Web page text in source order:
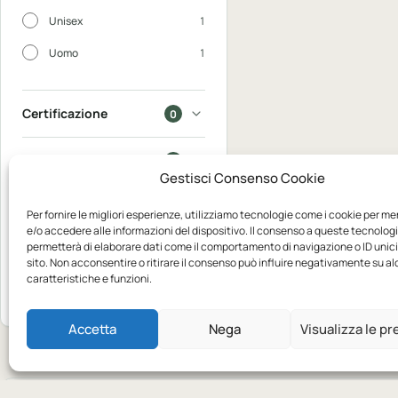
Gestisci Consenso Cookie
Per fornire le migliori esperienze, utilizziamo tecnologie come i cookie per
e/o accedere alle informazioni del dispositivo. Il consenso a queste
permetterà di elaborare dati come il comportamento di navigazione o ID
sito. Non acconsentire o ritirare il consenso può influire negativamente su
caratteristiche e funzioni.
Accetta Nega Visualizza le
Unisex 1
Uomo 1
Certificazione 0
Disponibili
Mostra
2
Azzera